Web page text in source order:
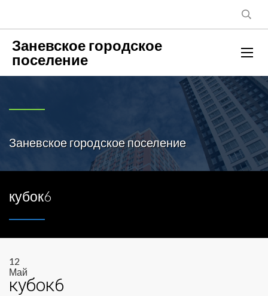
Заневское городское
поселение
Заневское городское поселение
кубок6
12
Май
кубок6